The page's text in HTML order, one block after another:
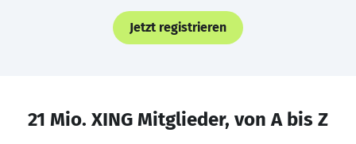
Jetzt registrieren
21 Mio. XING Mitglieder, von A bis Z